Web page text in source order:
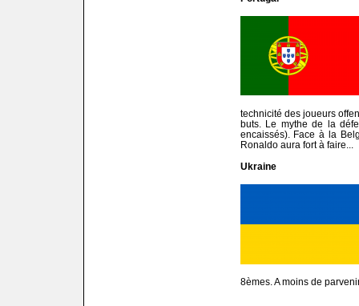
technicité des joueurs
buts. Le mythe de la
encaissés). Face à la
Ronaldo aura fort à faire...
Ukraine
8èmes. A moins de